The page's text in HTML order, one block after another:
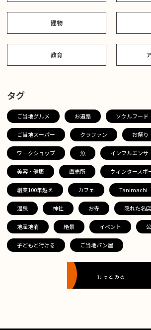
建物
教育
タグ
ご当地グルメ お遍路 ソウルフード
ご当地スーパー クラファン お祭り
ワークショップ 魚 インフルエンサ
美容・健康 直売所 ウィンタースポ
創業100年越え カフェ Tanimachi
温泉 神社 お寺 隠れた名店
地産地消 絶景 イベント
子どもと行ける ご当地パン屋
もっとみる